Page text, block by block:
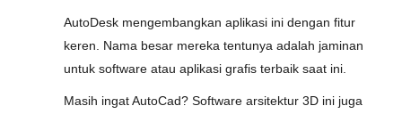
AutoDesk mengembangkan aplikasi ini dengan fitur
keren. Nama besar mereka tentunya adalah jaminan
untuk software atau aplikasi grafis terbaik saat ini.
Masih ingat AutoCad? Software arsitektur 3D ini juga